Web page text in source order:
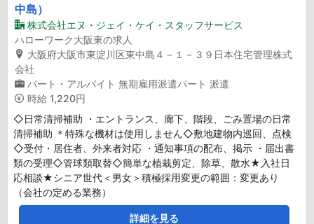
中島）
株式会社エヌ・ジェイ・ケイ・スタッフサービス
ハローワーク大阪東の求人
大阪府大阪市東淀川区東中島４－１－３９日本住宅管理株式
会社
パート・アルバイト 無期雇用派遣パート 派遣
時給 1,220円
◇日常清掃補助 ・エントランス、廊下、階段、ごみ置場の日常
清掃補助 ＊特殊な機材は使用しません◇敷地建物内巡回、点検
◇受付・居住者、外来者対応 ・通知事項の配布、掲示 ・届出書
類の受理◇管球類取替◇簡単な植栽剪定、除草、散水★入社日
応相談★シニア世代＜男女＞積極採用変更の範囲：変更あり
（会社の定める業務）
詳細を見る